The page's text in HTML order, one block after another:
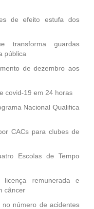
de efeito estufa dos
transforma guardas
pública
de dezembro aos
covid-19 em 24 horas
Nacional Qualifica
CACs para clubes de
Escolas de Tempo
licença remunerada e
câncer
número de acidentes